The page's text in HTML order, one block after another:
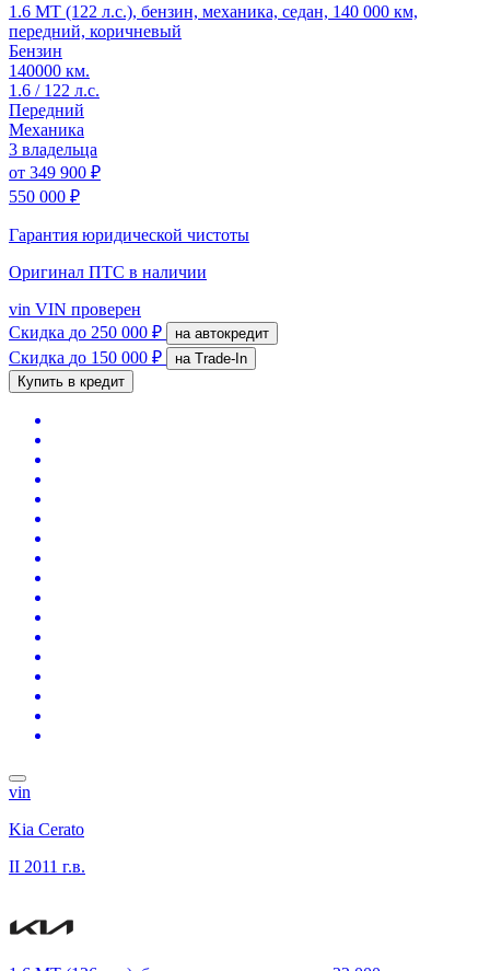
1.6 MT (122 л.с.), бензин, механика, седан, 140 000 км,
передний, коричневый
Бензин
140000 км.
1.6 / 122 л.с.
Передний
Механика
3 владельца
от 349 900 ₽
550 000 ₽
Гарантия юридической чистоты
Оригинал ПТС в наличии
vin VIN проверен
Скидка до 250 000 ₽ на автокредит
Скидка до 150 000 ₽
на Trade-In
Купить в кредит
vin
Kia Cerato
II 2011 г.в.